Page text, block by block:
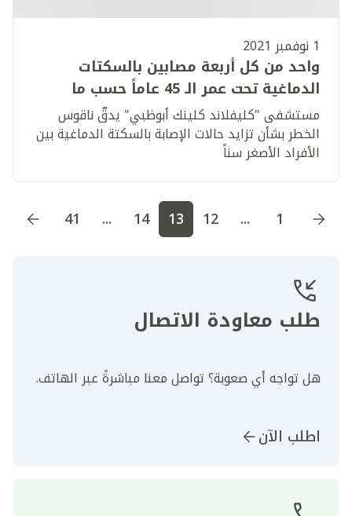
1 نوفمبر 2021
واحد من كل أربعة مصابين بالسكتات
الدماغية تحت عمر الـ 45 عاماً حسب ما
يسجله مركز علاج السكتة الدماغية
المعتمد في أبوظبي
مستشفى "كليفلاند كلينك أبوظبي" يدقّ ناقوس
الخطر بشأن تزايد حالات الإصابة بالسكتة الدماغية بين
الأفراد الأصغر سناً
اذهب إلى الصفحة 1اذهب إلى الصفحة اذهب إلى 1
...
12
13
14
...
41
طلب معاودة الاتصال
هل تواجه أي صعوبة؟ تواصل معنا مباشرةً عبر الهاتف.
اطلب الآن